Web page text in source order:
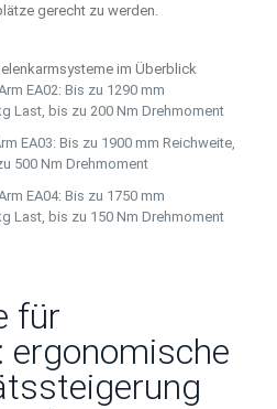
gerecht zu werden.
im Überblick
EA02: Bis zu 1290 mm
Last, bis zu 200 Nm Drehmoment
EA03: Bis zu 1900 mm Reichweite,
500 Nm Drehmoment
EA04: Bis zu 1750 mm
Last, bis zu 150 Nm Drehmoment
für
ergonomische